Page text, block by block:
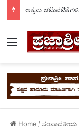
Menu
Home /ಸಂಪಾದಕೀಯ